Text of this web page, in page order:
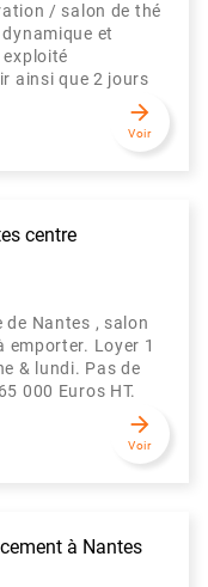
/ salon de thé
et
ainsi que 2 jours
arrow_forward
Voir
centre
de Nantes , salon
Loyer 1
& lundi. Pas de
000 Euros HT.
arrow_forward
Voir
à Nantes